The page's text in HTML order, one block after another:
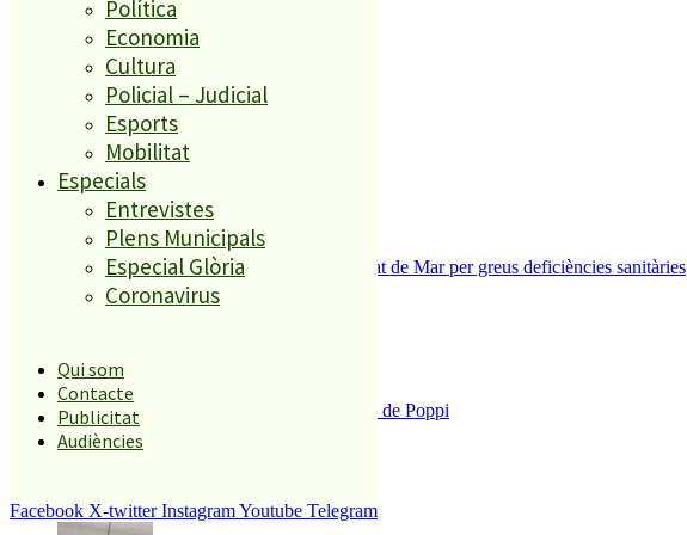
Política
Economia
Cultura
Policial – Judicial
Esports
Mobilitat
Especials
Entrevistes
Plens Municipals
Especial Glòria
Coronavirus
Qui som
Contacte
Publicitat
Audiències
Facebook X-twitter InstagramYoutube Telegram
El més llegit
ESPORTS CAP DE SETMANA
Tanquen un local de menjar ràpid a Malgrat de Mar per greus deficiències sanitàries
Enxampat l’autor de les pintades a la plaça de Poppi
4